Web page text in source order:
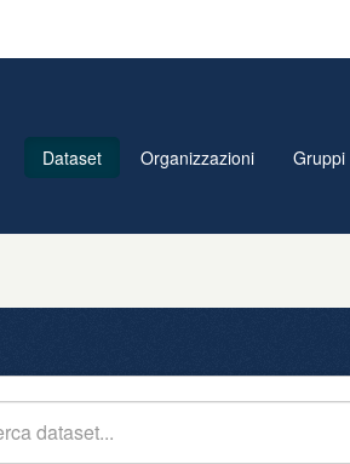
Dataset Organizzazioni Gruppi